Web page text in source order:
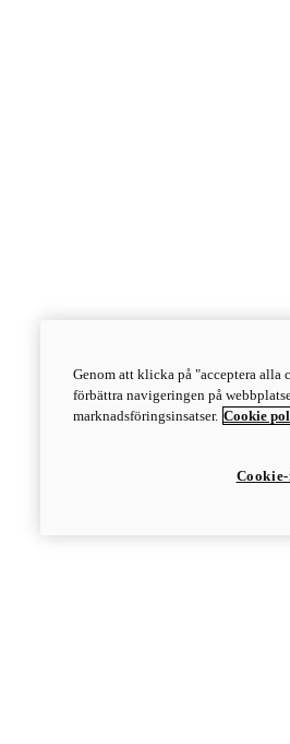
Genom att klicka på "acceptera
förbättra navigeringen på
marknadsföringsinsatser. Cookie